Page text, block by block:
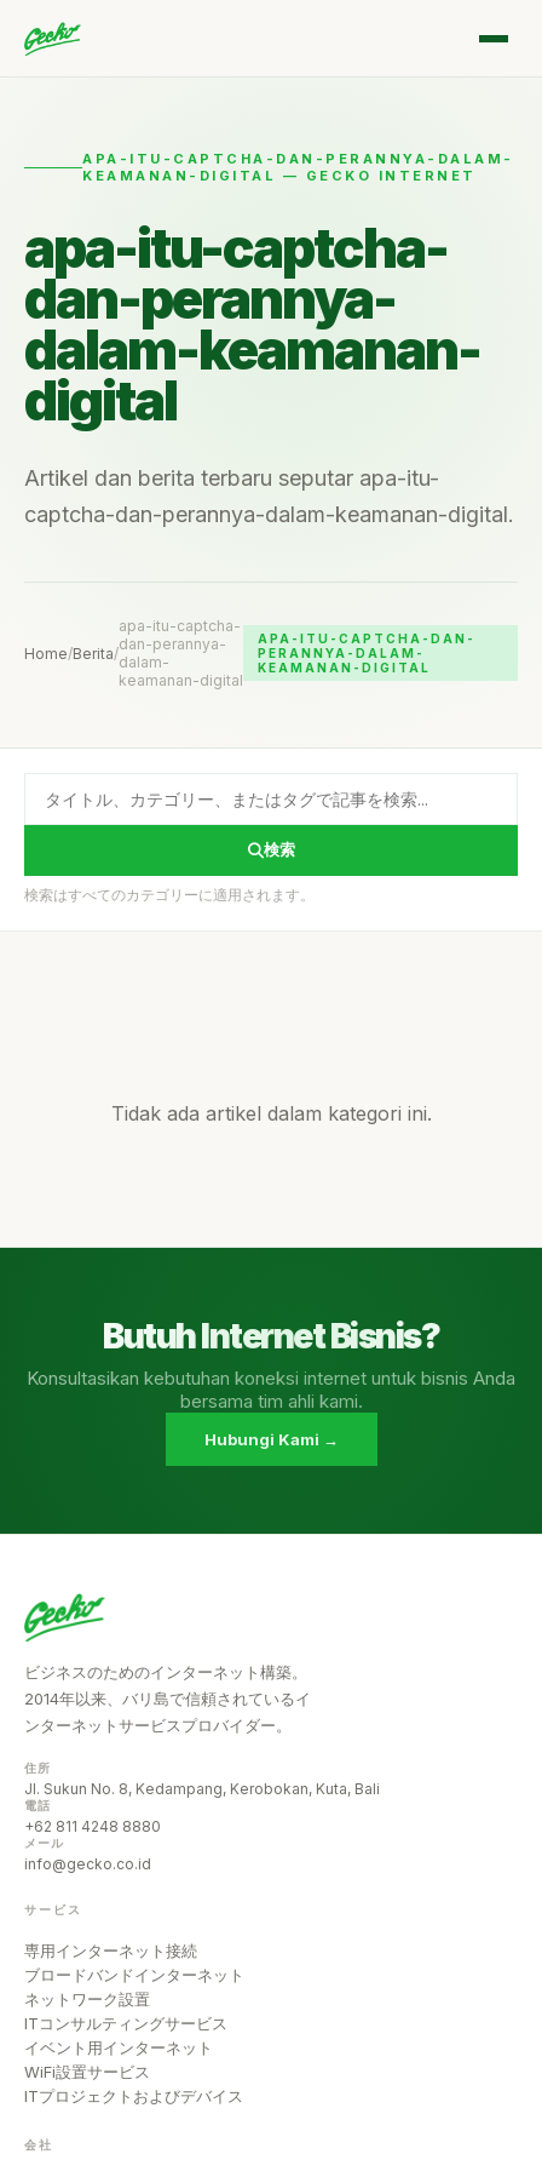
APA-ITU-CAPTCHA-DAN-PERANNYA-DALAM-
KEAMANAN-DIGITAL — GECKO INTERNET
apa-itu-captcha-
dan-perannya-
dalam-keamanan-
digital
Artikel dan berita terbaru seputar apa-itu-
captcha-dan-perannya-dalam-keamanan-digital.
Home/Berita/
apa-itu-captcha-
dan-perannya-
dalam-
keamanan-digital
APA-ITU-CAPTCHA-DAN-
PERANNYA-DALAM-
KEAMANAN-DIGITAL
検索
検索はすべてのカテゴリーに適用されます。
Tidak ada artikel dalam kategori ini.
Butuh Internet Bisnis?
Konsultasikan kebutuhan koneksi internet untuk bisnis Anda
bersama tim ahli kami.
Hubungi Kami →
ビジネスのためのインターネット構築。
2014年以来、バリ島で信頼されているイ
ンターネットサービスプロバイダー。
住所
Jl. Sukun No. 8, Kedampang, Kerobokan, Kuta, Bali
電話
+62 811 4248 8880
メール
info@gecko.co.id
サービス
専用インターネット接続
ブロードバンドインターネット
ネットワーク設置
ITコンサルティングサービス
イベント用インターネット
WiFi設置サービス
ITプロジェクトおよびデバイス
会社